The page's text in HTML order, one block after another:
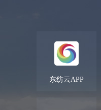
东纺云APP